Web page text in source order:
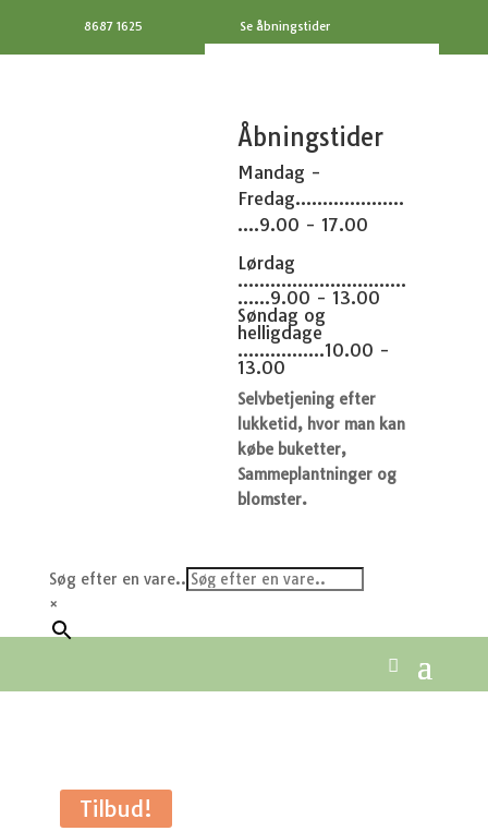
8687 1625 Se åbningstider
Åbningstider
Mandag -
Fredag....................
....9.00 - 17.00
Lørdag
...............................
......9.00 - 13.00
Søndag og
helligdage
................10.00 -
13.00
Selvbetjening efter
lukketid, hvor man kan
købe buketter,
Sammeplantninger og
blomster.
Søg efter en vare..
×
Tilbud!